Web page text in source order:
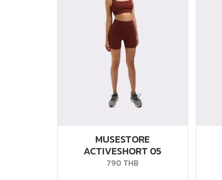
MUSESTORE
ACTIVESHORT 05
790 THB